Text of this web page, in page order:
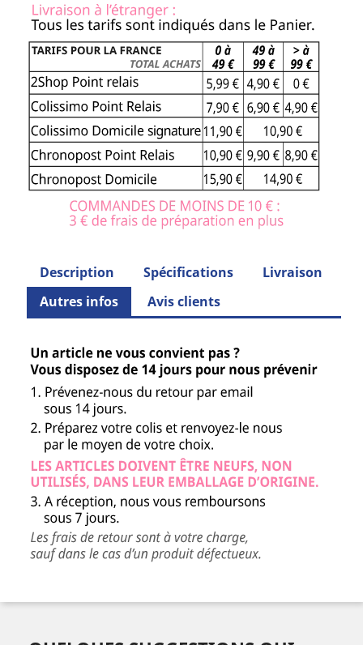
Description Spécifications
Livraison
Autres infos
Avis clients